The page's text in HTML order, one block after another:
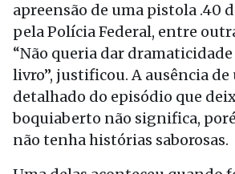
apreensão de uma pistola .40
pela Polícia Federal, entre
“Não queria dar dramaticidade
livro”, justificou. A ausência
detalhado do episódio que
boquiaberto não significa,
não tenha histórias saborosas.